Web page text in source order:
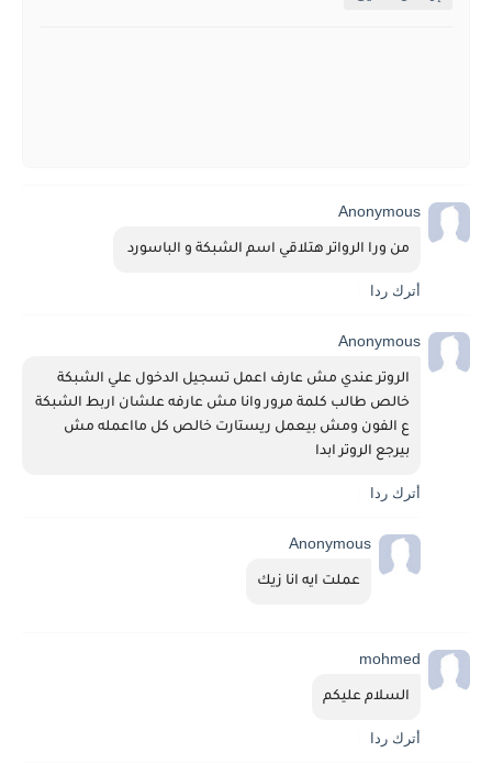
Anonymous
من ورا الرواتر هتلاقي اسم الشبكة و الباسورد
أترك ردا
Anonymous
بيرجع الروتر ابدا
أترك ردا
Anonymous
عملت ايه انا زيك
mohmed
السلام عليكم
أترك ردا